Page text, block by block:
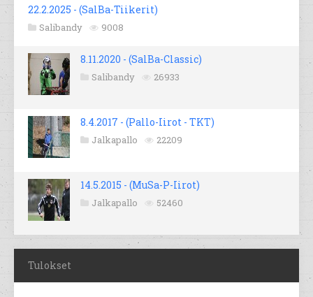
22.2.2025 - (SalBa-Tiikerit)
Salibandy 9008
8.11.2020 - (SalBa-Classic)
Salibandy 26933
8.4.2017 - (Pallo-Iirot - TKT)
Jalkapallo 22209
14.5.2015 - (MuSa-P-Iirot)
Jalkapallo 52460
Tulokset